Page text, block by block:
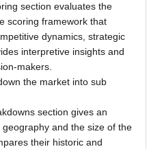
section evaluates the
scoring framework that
dynamics, strategic
interpretive insights and
makers.
the market into sub
section gives an
and the size of the
their historic and